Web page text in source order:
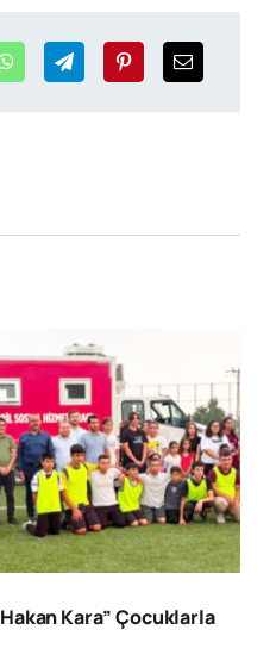
Kara” Çocuklarla